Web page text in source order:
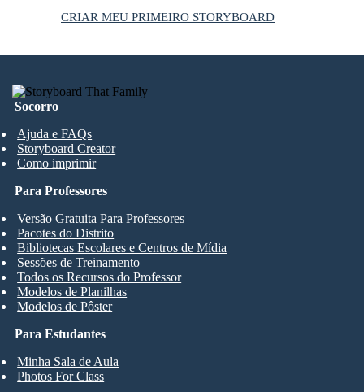
CRIAR MEU PRIMEIRO STORYBOARD
Socorro
Ajuda e FAQs
Storyboard Creator
Como imprimir
Para Estudantes
Minha Sala de Aula
Photos For Class
Para Professores
Versão Gratuita Para Professores
Pacotes do Distrito
Bibliotecas Escolares e Centros de Mídia
Sessões de Treinamento
Todos os Recursos do Professor
Modelos de Planilhas
Modelos de Pôster